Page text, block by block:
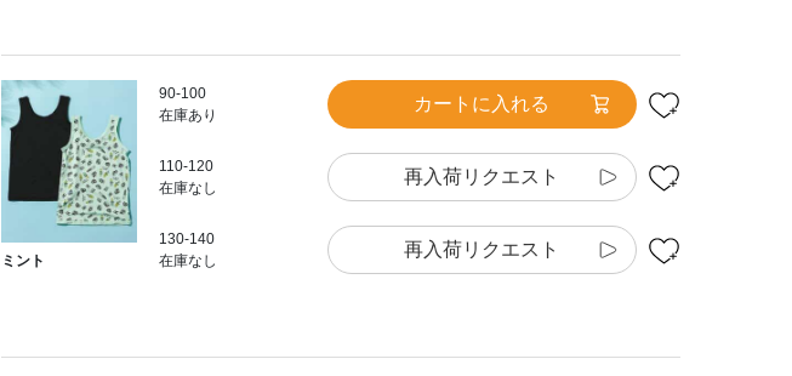
ミント
90-100
在庫あり
カートに入れる
110-120
在庫なし
再入荷リクエスト
130-140
在庫なし
再入荷リクエスト